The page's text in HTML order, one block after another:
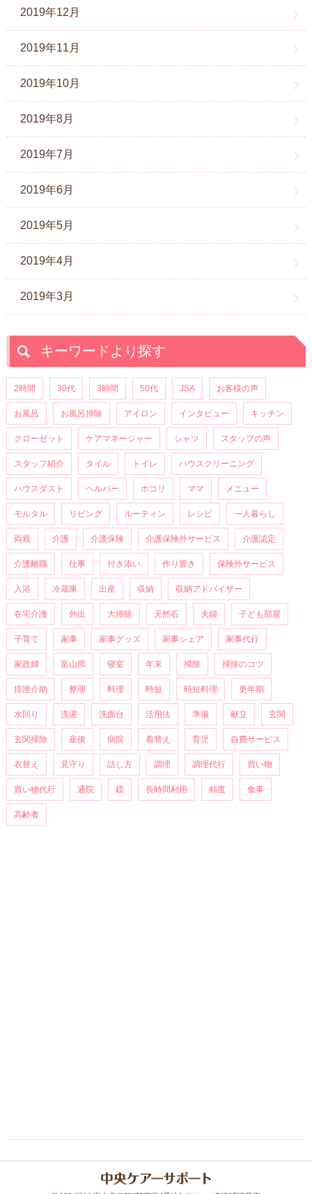
2019年12月
2019年11月
2019年10月
2019年8月
2019年7月
2019年6月
2019年5月
2019年4月
2019年3月
キーワードより探す
2時間 30代 3時間 50代 JSA お客様の声
お風呂 お風呂掃除 アイロン インタビュー キッチン
クローゼット ケアマネージャー シャツ スタッフの声
スタッフ紹介 タイル トイレ ハウスクリーニング
ハウスダスト ヘルパー ホコリ ママ メニュー
モルタル リビング ルーティン レシピ 一人暮らし
両親 介護 介護保険 介護保険外サービス 介護認定
介護離職 仕事 付き添い 作り置き 保険外サービス
入浴 冷蔵庫 出産 収納 収納アドバイザー
在宅介護 外出 大掃除 天然石 夫婦 子ども部屋
子育て 家事 家事グッズ 家事シェア 家事代行
家政婦 富山県 寝室 年末 掃除 掃除のコツ
排泄介助 整理 料理 時短 時短料理 更年期
水回り 洗濯 洗面台 活用法 準備 献立 玄関
玄関掃除 産後 病院 着替え 育児 自費サービス
衣替え 見守り 話し方 調理 調理代行 買い物
買い物代行 通院 鏡 長時間利用 頻度 食事
高齢者